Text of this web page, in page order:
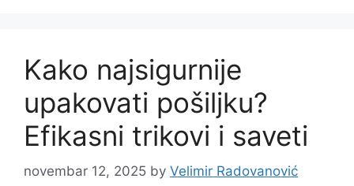
Kako najsigurnije
upakovati pošiljku?
Efikasni trikovi i saveti
novembar 12, 2025 by Velimir Radovanović